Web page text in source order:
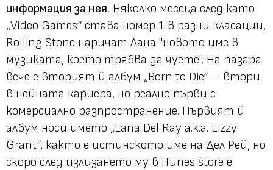
информация за нея. Няколко месеца след като
„Video Games“ става номер 1 в разни класации,
Rolling Stone наричат Лана "новото име в
музиката, което трябва да чуете". На пазара
вече е вторият й албум „Born to Die“ – втори
в нейната кариера, но реално първи с
комерсиално разпространение. Първият й
албум носи името „Lana Del Ray a.k.a. Lizzy
Grant“, както е истинското име на Дел Рей, но
скоро след излизането му в iTunes store e